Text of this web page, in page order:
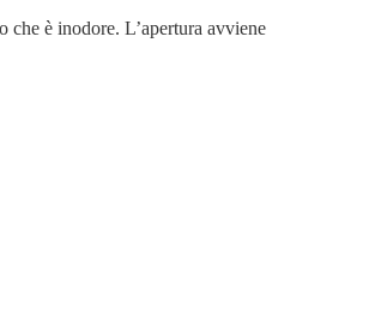
che è inodore. L’apertura avviene